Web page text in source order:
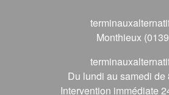
Monthieux
Du lundi au samedi de
Intervention immédiate